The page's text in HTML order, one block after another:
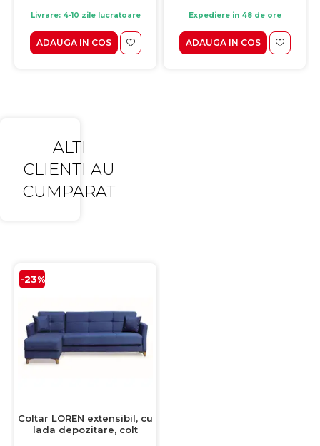
Livrare: 4-10 zile lucratoare
ADAUGA IN COS
Expediere in 48 de ore
ADAUGA IN COS
ALTI
CLIENTI AU
CUMPARAT
-23%
Coltar LOREN extensibil, cu
lada depozitare, colt